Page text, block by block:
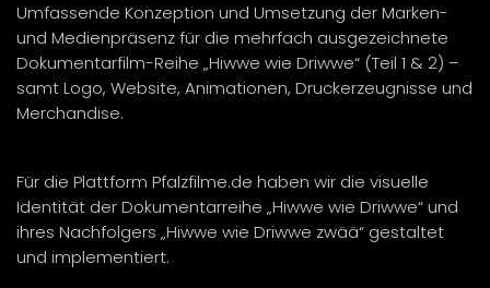
Umfassende Konzeption und Umsetzung der Marken-
und Medienpräsenz für die mehrfach ausgezeichnete
Dokumentarfilm-Reihe „Hiwwe wie Driwwe“ (Teil 1 & 2) –
samt Logo, Website, Animationen, Druckerzeugnisse und
Merchandise.
Für die Plattform Pfalzfilme.de haben wir die visuelle
Identität der Dokumentarreihe „Hiwwe wie Driwwe“ und
ihres Nachfolgers „Hiwwe wie Driwwe zwää“ gestaltet
und implementiert.